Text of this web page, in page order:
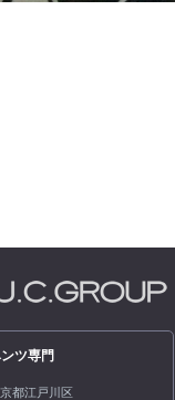
ツ専門
都江戸川区